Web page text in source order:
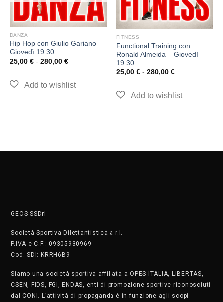
DANZA
Hip Hop con Giulio Gariano –
Giovedì 19:30
25,00 € - 280,00 €
FITNESS
Functional Training con
Ronald Almeida – Giovedì
19:30
25,00 € - 280,00 €
GEOS SSDrl
Società Sportiva Dilettantistica a r.l.
P.IVA e C.F.: 09305930969
Cod. SDI: KRRH6B9
Siamo una società sportiva affiliata a OPES ITALIA, LIBERTAS,
CSEN, FIDS, FGI, ENDAS, enti di promozione sportive riconosciuti
dal CONI. L’attività di propaganda é in funzione agli scopi